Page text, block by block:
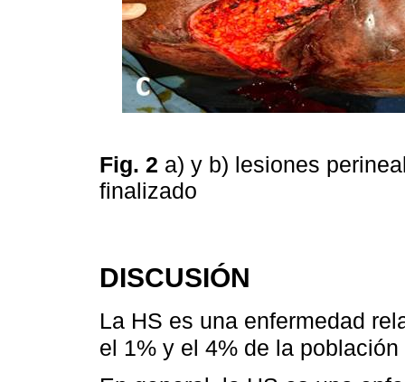
Fig. 2 a) y b) lesiones
finalizado
DISCUSIÓN
La HS es una enfermedad
el 1% y el 4% de la